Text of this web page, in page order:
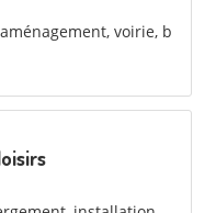
voirie, b